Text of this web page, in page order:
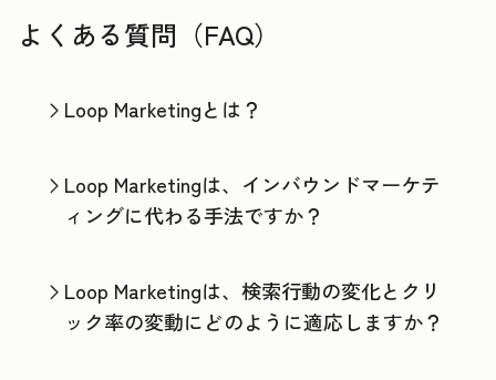
よくある質問（FAQ）
Loop Marketingとは？
Loop Marketingは、インバウンドマーケテ
ィングに代わる手法ですか？
Loop Marketingは、検索行動の変化とクリ
ック率の変動にどのように適応しますか？